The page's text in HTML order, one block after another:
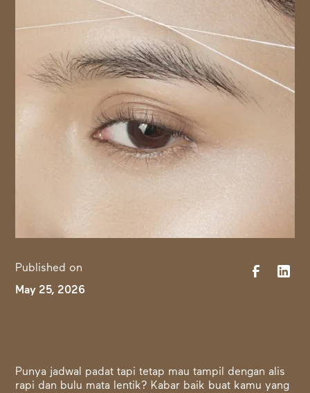
Published on
May 25, 2026
Punya jadwal padat tapi tetap mau tampil dengan alis
rapi dan bulu mata lentik? Kabar baik buat kamu yang